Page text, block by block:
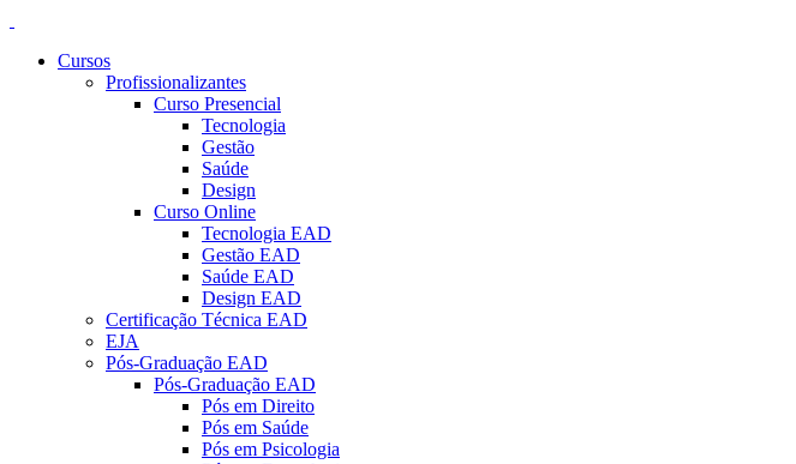
Cursos
Profissionalizantes
Curso Presencial
Tecnologia
Gestão
Saúde
Design
Curso Online
Tecnologia EAD
Gestão EAD
Saúde EAD
Design EAD
Certificação Técnica EAD
EJA
Pós-Graduação EAD
Pós-Graduação EAD
Pós em Direito
Pós em Saúde
Pós em Psicologia